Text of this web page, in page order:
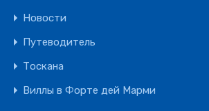
Новости
Путеводитель
Тоскана
Виллы в Форте дей Марми